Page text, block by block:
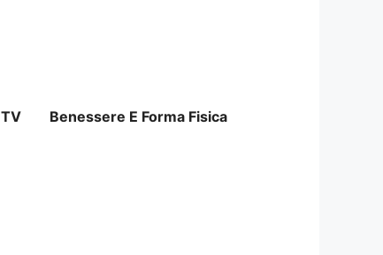
TV Benessere E Forma Fisica